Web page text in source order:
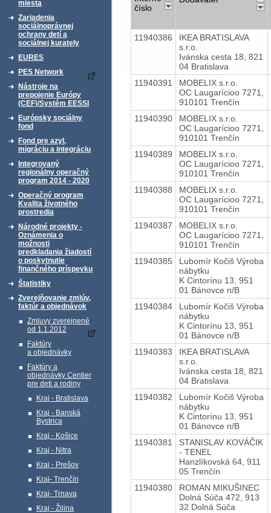
miesta
Zariadenia
sociálnoprávnej
ochrany detí a
sociálnej kurately
EURES
PES Network
Nástroje na
prepojenie Európy
(CEF)/Systém EESSI
Európsky sociálny
fond
Fond pre azyl,
migráciu a integráciu
Integrovaný
regionálny operačný
program 2014 - 2020
Operačný program
Kvalita životného
prostredia
Národné projekty -
Oznámenia o
možnosti
predkladania žiadostí
o poskytnutie
finančného príspevku
Štatistiky
Zverejňovanie zmlúv,
faktúr a objednávok
Zmluvy zverejnené
od 1.1.2012
Faktúry
a objednávky
Faktúry a
objednávky Centier
pre deti a rodiny
Kraj - Bratislava
Kraj - Banská
Bystrica
Kraj - Košice
Kraj - Nitra
Kraj - Prešov
Kraj- Trenčín
Kraj- Trnava
Kraj - Žilina
číslo
11940386
IKEA BRATISLAVA
s.r.o.
Ivánska cesta 18, 821
04 Bratislava
11940391
MOBELIX s.r.o.
OC Laugarícioo 7271,
910101 Trenčín
11940390
MOBELIX s.r.o.
OC Laugarícioo 7271,
910101 Trenčín
11940389
MOBELIX s.r.o.
OC Laugarícioo 7271,
910101 Trenčín
11940388
MOBELIX s.r.o.
OC Laugarícioo 7271,
910101 Trenčín
11940387
MOBELIX s.r.o.
OC Laugarícioo 7271,
910101 Trenčín
11940385
Lubomír Kočiš Výroba
nábytku
K Cintorínu 13, 951
01 Bánovce n/B
11940384
Lubomír Kočiš Výroba
nábytku
K Cintorínu 13, 951
01 Bánovce n/B
11940383
IKEA BRATISLAVA
s.r.o.
Ivánska cesta 18, 821
04 Bratislava
11940382
Lubomír Kočiš Výroba
nábytku
K Cintorínu 13, 951
01 Bánovce n/B
11940381
STANISLAV KOVÁČIK
- TENEL
Hanzlíkovská 64, 911
05 Trenčín
11940380
ROMAN MIKUŠINEC
Dolná Súča 472, 913
32 Dolná Súča